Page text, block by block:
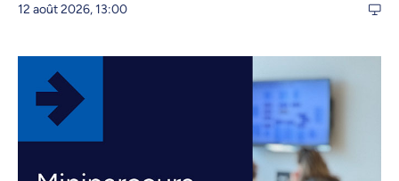
12 août 2026, 13:00